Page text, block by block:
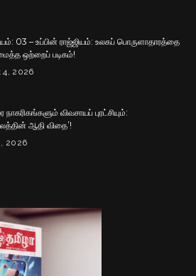
03 – உப்பின் ராஜ்ஜியம்: உலகப் பொருளாதாரத்தை
ஒற்றைப் படிகம்!
2026
நாகரிகங்களும் விவசாயப் புரட்சியும்:
ஆதி விதை’!
2026